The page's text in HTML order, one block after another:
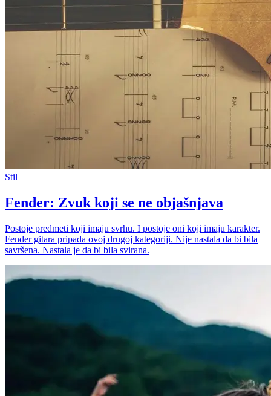
Stil
Fender: Zvuk koji se ne objašnjava
Postoje predmeti koji imaju svrhu. I postoje oni koji imaju karakter.
Fender gitara pripada ovoj drugoj kategoriji. Nije nastala da bi bila
savršena. Nastala je da bi bila svirana.